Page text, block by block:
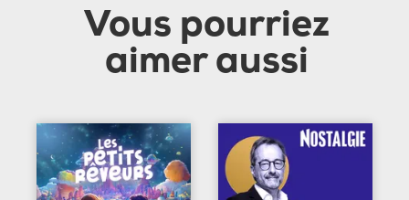
Vous pourriez
aimer aussi